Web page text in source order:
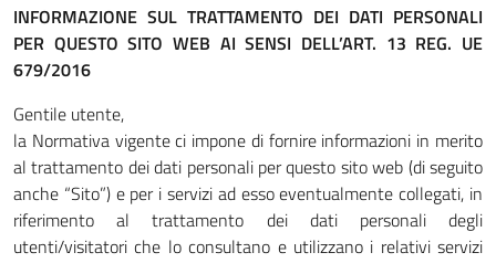
INFORMAZIONE SUL TRATTAMENTO DEI DATI PERSONALI
PER QUESTO SITO WEB AI SENSI DELL’ART. 13 REG. UE
679/2016
Gentile utente,
la Normativa vigente ci impone di fornire informazioni in merito
al trattamento dei dati personali per questo sito web (di seguito
anche “Sito”) e per i servizi ad esso eventualmente collegati, in
riferimento al trattamento dei dati personali degli
utenti/visitatori che lo consultano e utilizzano i relativi servizi